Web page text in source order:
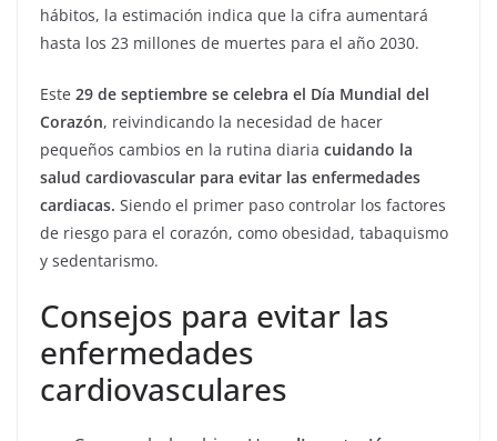
hábitos, la estimación indica que la cifra aumentará
hasta los 23 millones de muertes para el año 2030.
Este 29 de septiembre se celebra el Día Mundial del
Corazón, reivindicando la necesidad de hacer
pequeños cambios en la rutina diaria cuidando la
salud cardiovascular para evitar las enfermedades
cardiacas. Siendo el primer paso controlar los factores
de riesgo para el corazón, como obesidad, tabaquismo
y sedentarismo.
Consejos para evitar las
enfermedades
cardiovasculares